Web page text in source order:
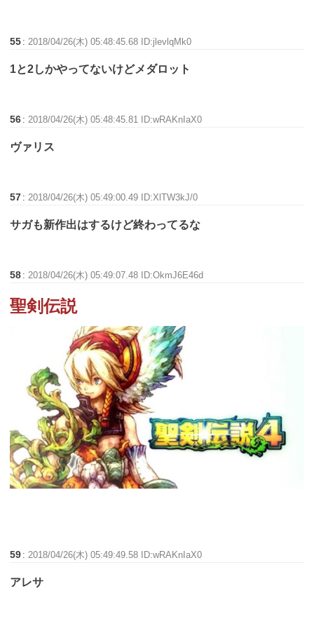
55 : 2018/04/26(木) 05:48:45.68 ID:jlevlqMk0
1と2しかやってないけどメダロット
56 : 2018/04/26(木) 05:48:45.81 ID:wRAKnIaX0
ヴァリス
57 : 2018/04/26(木) 05:49:00.49 ID:XlTW3kJ/0
サガも新作出はするけど終わってるな
58 :2018/04/26(木) 05:49:07.48 ID:OkmJ6E46d
聖剣伝説
59 : 2018/04/26(木) 05:49:49.58 ID:wRAKnIaX0
アレサ